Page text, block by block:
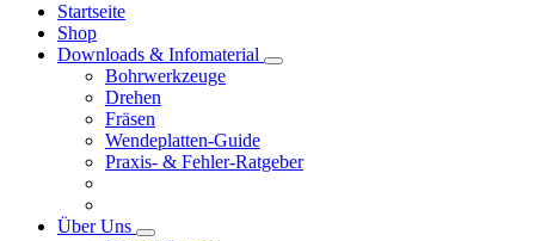
Startseite
Shop
Downloads & Infomaterial
Bohrwerkzeuge
Drehen
Fräsen
Wendeplatten-Guide
Praxis- & Fehler-Ratgeber
Über Uns